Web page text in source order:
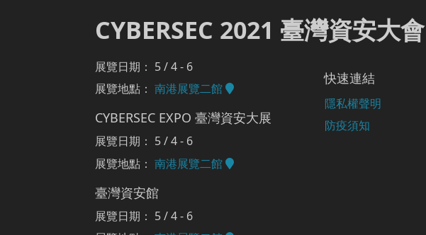
CYBERSEC 2021 臺灣資安大會
展覽日期： 5 / 4 - 6
展覽地點：南港展覽二館
CYBERSEC EXPO 臺灣資安大展
展覽日期： 5 / 4 - 6
展覽地點：南港展覽二館
臺灣資安館
展覽日期： 5 / 4 - 6
快速連結
隱私權聲明
防疫須知